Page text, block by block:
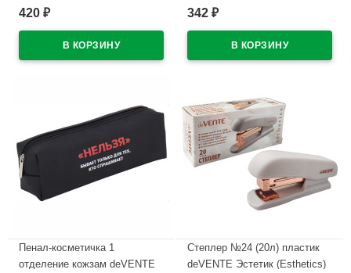
Интроверт (Introvert)
арт.7020669
420 ₽
Секретная сетка (My Secret
210х60х60мм арт7029628
342 ₽
Пенал-косметичка 1
отделение кожзам deVENTE
Степлер №24 (20л) пластик
deVENTE Эстетик (Esthetics)